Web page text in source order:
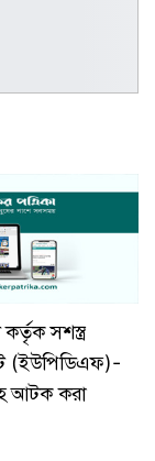
কর্তৃক সশস্ত্র
(ইউপিডিএফ)-
আটক করা